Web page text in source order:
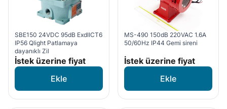
SBE150 24VDC 95dB ExdIICT6
IP56 Qlight Patlamaya
dayanıklı Zil
İstek üzerine fiyat
MS-490 150dB 220VAC 1.6A
50/60Hz IP44 Gemi sireni
İstek üzerine fiyat